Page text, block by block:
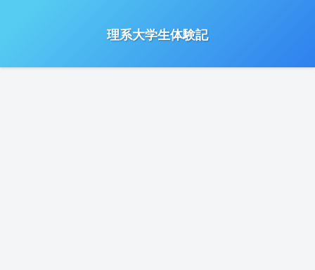
理系大学生体験記